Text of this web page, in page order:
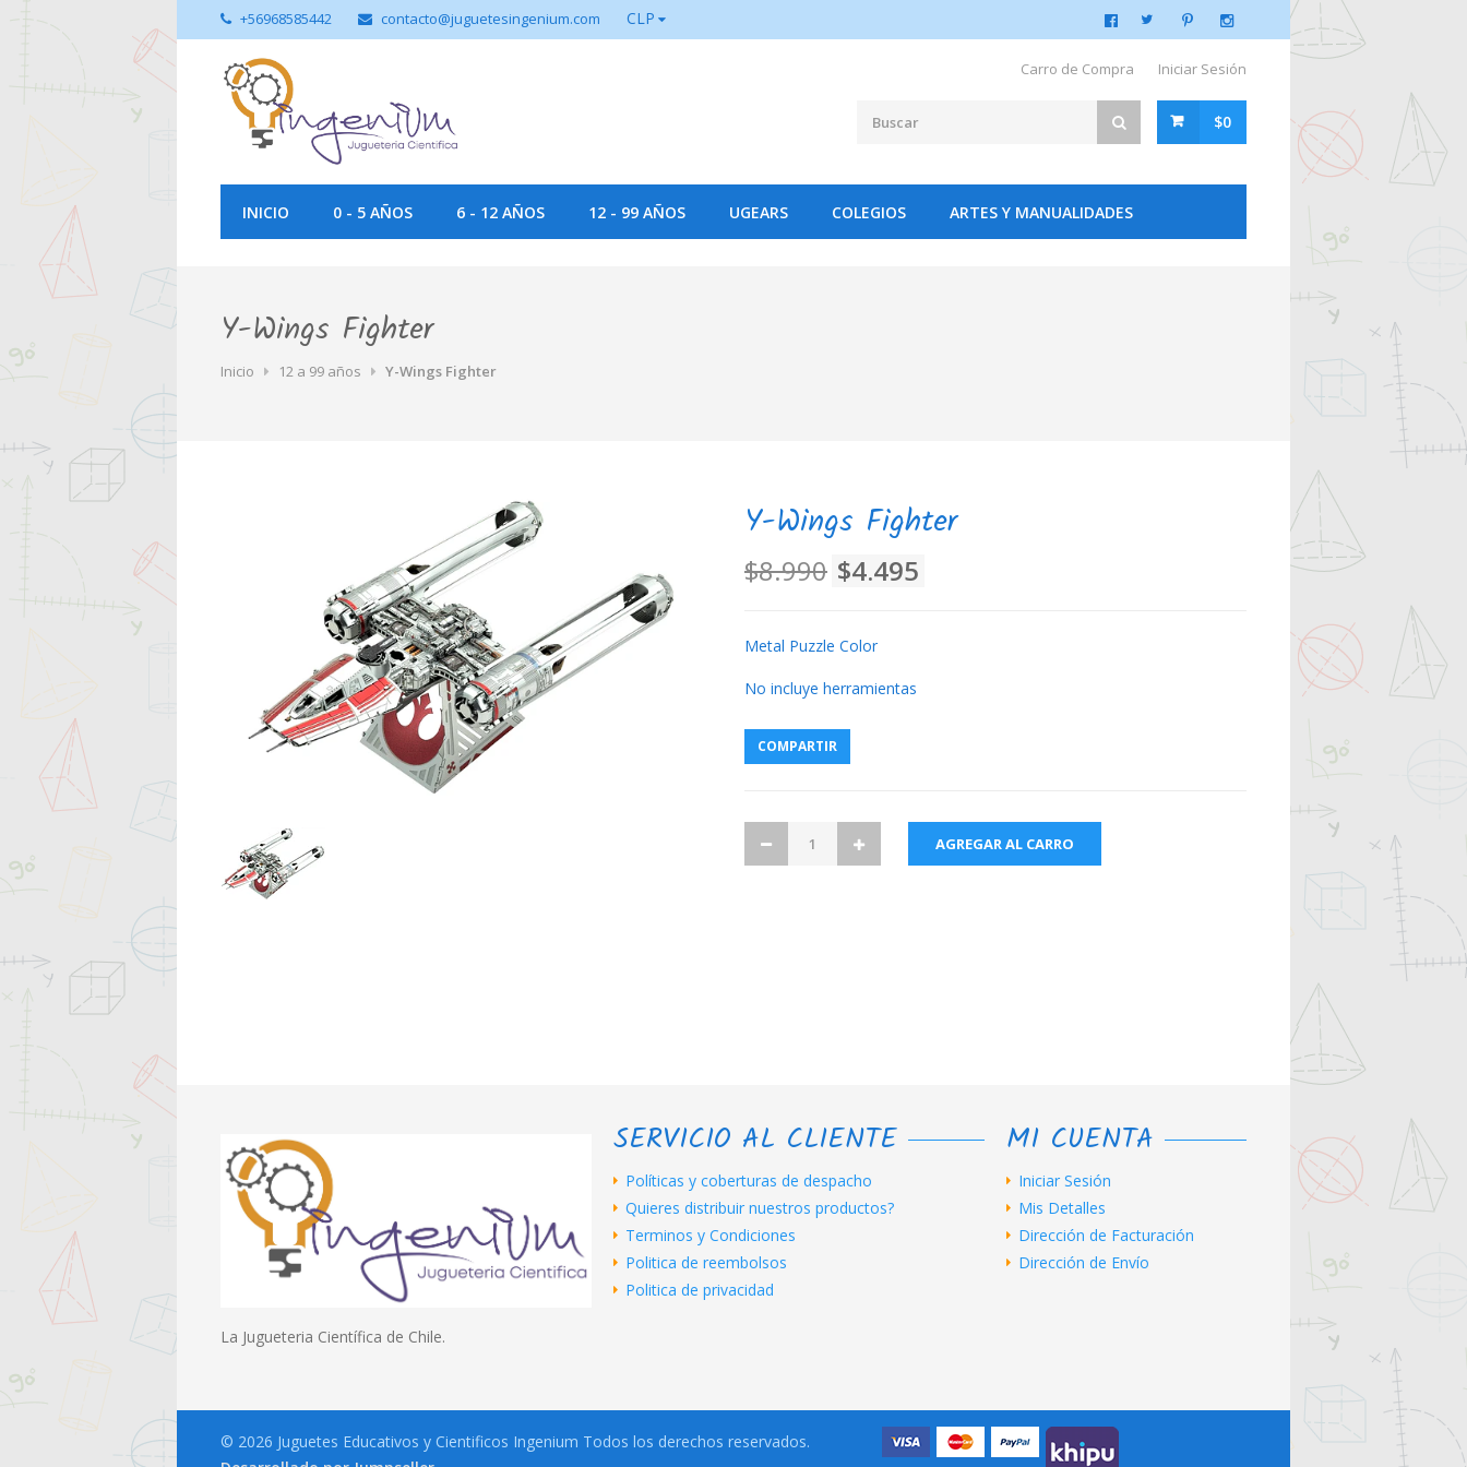
+56968585442 contacto@juguetesingenium.com CLP
Carro de Compra Iniciar Sesión
$0
INICIO 0 - 5 AÑOS 6 - 12 AÑOS 12 - 99 AÑOS UGEARS COLEGIOS ARTES Y MANUALIDADES
Y-Wings Fighter
Inicio 12 a 99 años Y-Wings Fighter
Y-Wings Fighter
$8.990 $4.495
Metal Puzzle Color
No incluye herramientas
COMPARTIR
La Jugueteria Científica de Chile.
SERVICIO AL CLIENTE
Políticas y coberturas de despacho
Quieres distribuir nuestros productos?
Terminos y Condiciones
Politica de reembolsos
Politica de privacidad
MI CUENTA
Iniciar Sesión
Mis Detalles
Dirección de Facturación
Dirección de Envío
© 2026 Juguetes Educativos y Cientificos Ingenium Todos los derechos reservados.